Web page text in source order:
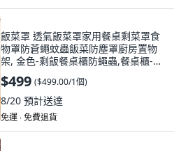
飯菜罩 透氣飯菜罩家用餐桌剩菜罩食
物罩防蒼蠅蚊蟲飯菜防塵罩廚房置物
架, 金色-剩飯餐桌櫃防蠅蟲,餐桌櫃-防
蠅蟲夏天必備, 1個
$499 ($499.00/1個)
8/20 預計送達
免運 ∙ 免費退貨